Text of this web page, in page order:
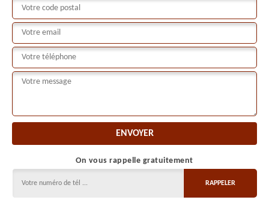
On vous rappelle gratuitement